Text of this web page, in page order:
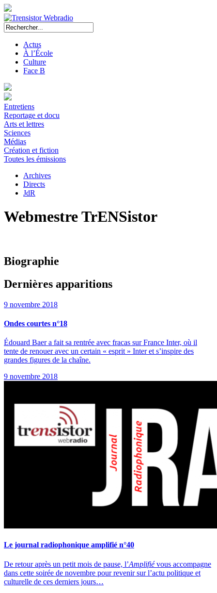
Actus
À l’École
Culture
Face B
Entretiens
Reportage et docu
Arts et lettres
Sciences
Médias
Création et fiction
Toutes les émissions
Archives
Directs
JdR
Webmestre TrENSistor
Biographie
Dernières apparitions
9 novembre 2018
Ondes courtes n°18
Édouard Baer a fait sa rentrée avec fracas sur France Inter, où il
tente de renouer avec un certain « esprit » Inter et s’inspire des
grandes figures de la chaîne.
9 novembre 2018
Le journal radiophonique amplifié n°40
De retour après un petit mois de pause, l’Amplifiévous accompagne
dans cette soirée de novembre pour revenir sur l’actu politique et
culturelle de ces derniers jours…